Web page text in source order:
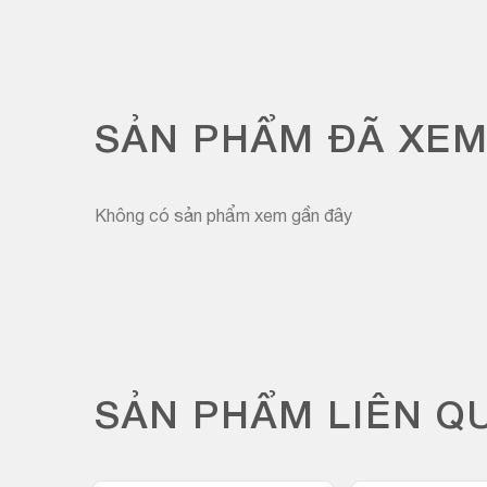
SẢN PHẨM ĐÃ XEM
Không có sản phẩm xem gần đây
SẢN PHẨM LIÊN